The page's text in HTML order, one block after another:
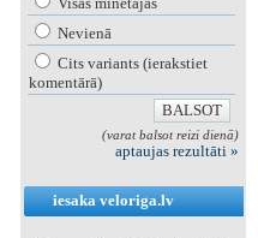
Nevienā
Cits variants (ierakstiet
komentārā)
(varat balsot reizi dienā)
aptaujas rezultāti »
iesaka veloriga.lv